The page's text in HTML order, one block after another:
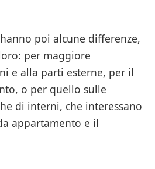
poi alcune differenze,
per maggiore
e alla parti esterne, per il
o per quello sulle
di interni, che interessano
appartamento e il